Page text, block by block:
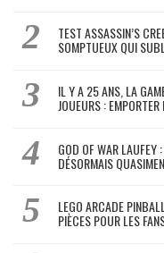
TEST ASSASSIN’S
SOMPTUEUX QUI
IL Y A 25 ANS, LA
JOUEURS :
GOD OF WAR
DÉSORMAIS
LEGO ARCADE
PIÈCES POUR LES